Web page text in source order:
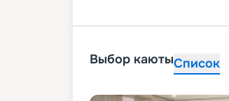
Выбор каютыСписок